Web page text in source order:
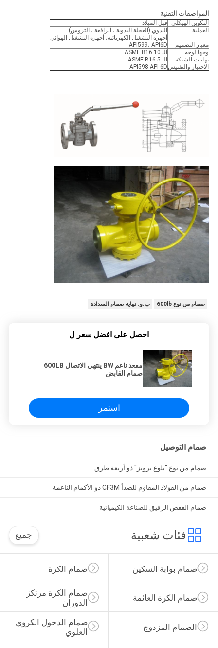
المواصفات التقنية
التكوين الهيكلي
قبل الميلاد
العملية
اليدوي (العجلة اليدوية ، الرافعة ، التروس)
أجهزة التشغيل الكهربائية، أجهزة التشغيل الهوائي
معيار التصميم
API599، API6D
وجهاً لوجه
الـ ASME B16.10
نهايات الشبكة
الـ ASME B16.5
الاختبار والتفتيش API598.API 6D
صمام من نوع 600lb ب.و. نهاية صمام السدادة
احصل على افضل سعر ل
مقعد ناعم BW ينتهي الاتصال 600LB
صمام القابض
استمر
صمام التوصيل
صمام من نوع "بلوغ برونز" ذو أربعة طرق
صمام من الفولاذ المقاوم للصدأ CF3M ذو الأكمام الناعمة
صمام القفص الرقيق للصناعة الكيميائية
فئات شعبية جميع
صمام الكرة صمام بوابة السكين
صمام الكرة مرتكز
الدوران
صمام الكرة العائمة
صمام الدخول الكروي
العلوي
الصمام المزدوج